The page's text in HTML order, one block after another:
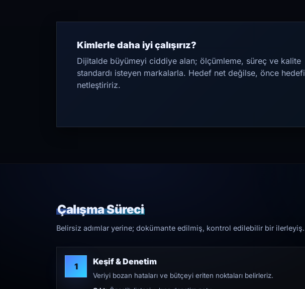
Kimlerle daha iyi çalışırız?
Dijitalde büyümeyi ciddiye alan; ölçümleme, süreç ve kalite
standardı isteyen markalarla. Hedef net değilse, önce hedefi
netleştiririz.
Çalışma Süreci
Belirsiz adımlar yerine; dokümante edilmiş, kontrol edilebilir bir ilerleyiş.
1 Keşif & Denetim
Veriyi bozan hataları ve bütçeyi eriten noktaları belirleriz.